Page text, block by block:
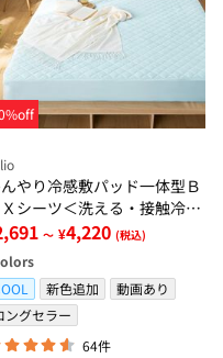
やり冷感敷パッド一体型Ｂ
シーツ＜洗える・接触冷
抗菌防臭・時短・家事楽・
クスシーツ・寝苦しさ対策
～ ¥4,220 (税込)
新色追加
動画あり
ングセラー
64件